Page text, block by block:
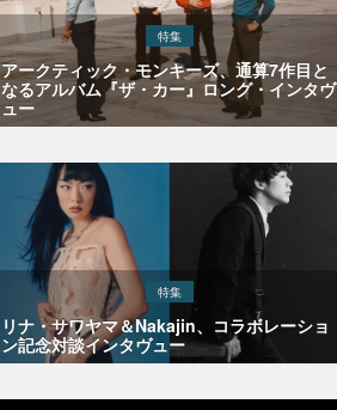
特集
アークティック・モンキーズ、通算7作目と
なるアルバム『ザ・カー』ロング・インタヴ
ュー
特集
リナ・サワヤマ＆Nakajin、コラボレーショ
ン記念対談インタヴュー